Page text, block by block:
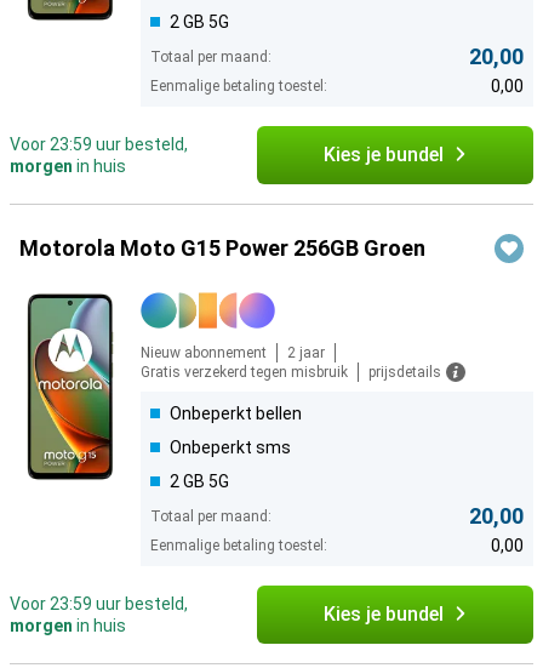
2 GB 5G
Totaal per maand: 20,00
Eenmalige betaling toestel: 0,00
Voor 23:59 uur besteld,
morgen in huis Kies je bundel
Motorola Moto G15 Power 256GB Groen
Nieuw abonnement
2 jaar
Gratis verzekerd tegen misbruik
prijsdetails
Onbeperkt bellen
Onbeperkt sms
2 GB 5G
Totaal per maand: 20,00
Eenmalige betaling toestel: 0,00
Voor 23:59 uur besteld,
morgen in huis Kies je bundel